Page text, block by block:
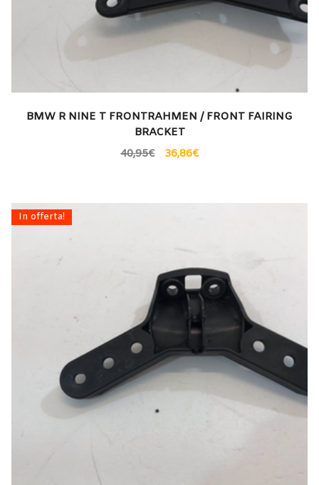
BMW R NINE T FRONTRAHMEN / FRONT FAIRING
BRACKET
40,95€ 36,86€
In offerta!